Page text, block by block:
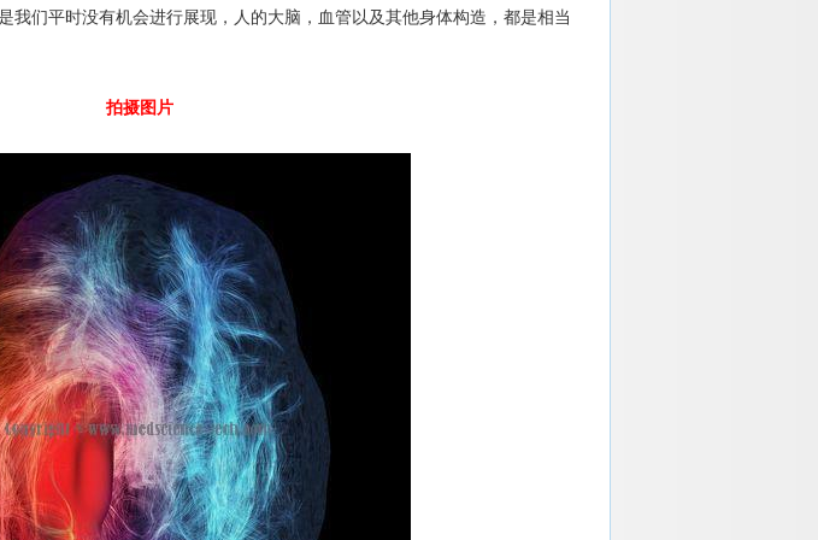
们平时没有机会进行展现，人的大脑，血管以及其他身体构造，都是相当
拍摄图片